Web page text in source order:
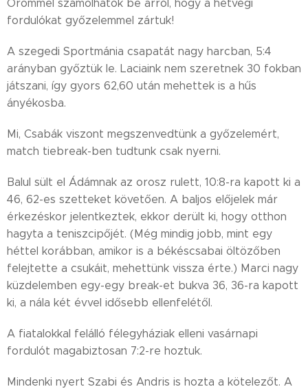
Örömmel számolhatok be arról, hogy a hétvégi
fordulókat győzelemmel zártuk!
A szegedi Sportmánia csapatát nagy harcban, 5:4
arányban győztük le. Laciaink nem szeretnek 30 fokban
játszani, így gyors 62,60 után mehettek is a hűs
ányékosba.
Mi, Csabák viszont megszenvedtünk a győzelemért,
match tiebreak-ben tudtunk csak nyerni.
Balul sült el Ádámnak az orosz rulett, 10:8-ra kapott ki a
46, 62-es szetteket követően. A baljos előjelek már
érkezéskor jelentkeztek, ekkor derült ki, hogy otthon
hagyta a teniszcipőjét. (Még mindig jobb, mint egy
héttel korábban, amikor is a békéscsabai öltözőben
felejtette a csukáit, mehettünk vissza érte.) Marci nagy
küzdelemben egy-egy break-et bukva 36, 36-ra kapott
ki, a nála két évvel idősebb ellenfelétől.
A fiatalokkal felálló félegyháziak elleni vasárnapi
fordulót magabiztosan 7:2-re hoztuk.
Mindenki nyert Szabi és Andris is hozta a kötelezőt. A